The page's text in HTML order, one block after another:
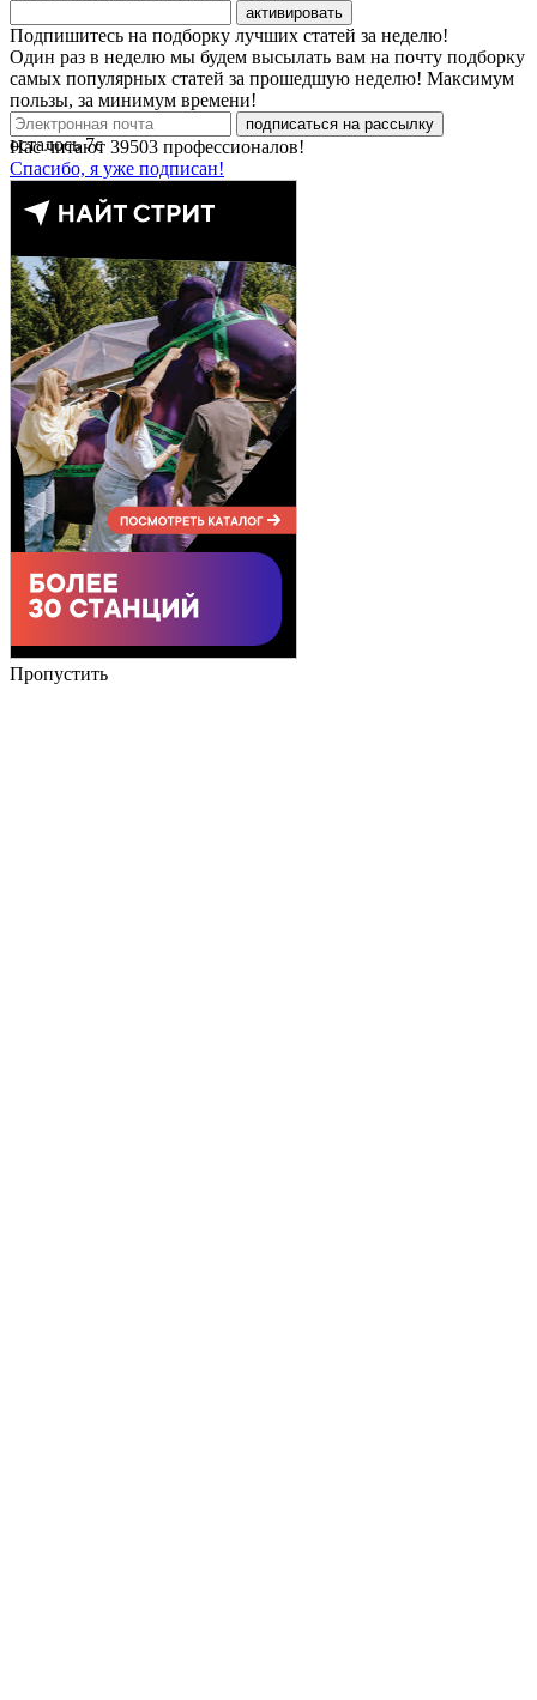
активировать
Подпишитесь на подборку лучших статей за неделю!
Один раз в неделю мы будем высылать вам на почту подборку
самых популярных статей за прошедшую неделю! Максимум
пользы, за минимум времени!
подписаться на рассылку
Нас читают 39503 профессионалов!
Спасибо, я уже подписан!
осталось7с
Пропустить